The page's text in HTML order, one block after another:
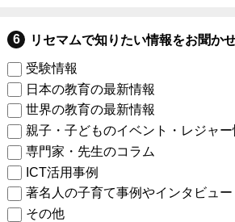
リセマムで知りたい情報をお聞か
受験情報
日本の教育の最新情報
世界の教育の最新情報
親子・子どものイベント・レジャー
専門家・先生のコラム
ICT活用事例
著名人の子育て事例やインタビュー
その他